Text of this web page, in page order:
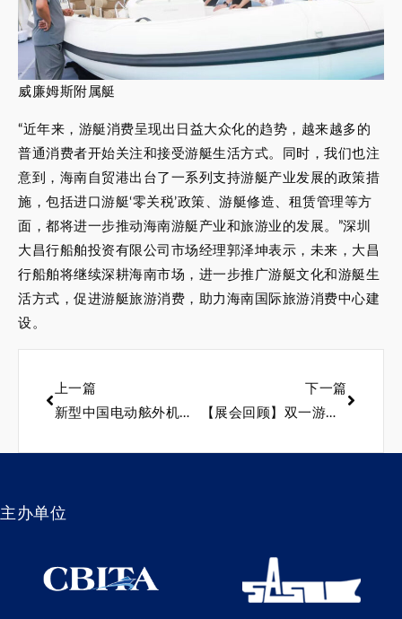
威廉姆斯附属艇
“近年来，游艇消费呈现出日益大众化的趋势，越来越多的
普通消费者开始关注和接受游艇生活方式。同时，我们也注
意到，海南自贸港出台了一系列支持游艇产业发展的政策措
施，包括进口游艇‘零关税’政策、游艇修造、租赁管理等方
面，都将进一步推动海南游艇产业和旅游业的发展。”深圳
大昌行船舶投资有限公司市场经理郭泽坤表示，未来，大昌
行船舶将继续深耕海南市场，进一步推广游艇文化和游艇生
活方式，促进游艇旅游消费，助力海南国际旅游消费中心建
设。
上一篇
新型中国电动舷外机亮相2023上海国际游艇展
下一篇
【展会回顾】双一游艇携SY350型游艇参加上海游艇展
主办单位